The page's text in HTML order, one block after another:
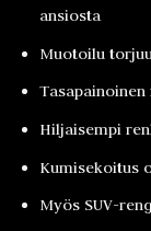
ansiosta
Muotoilu
Hiljaisempi
Kumisekoitus
Myös SUV-